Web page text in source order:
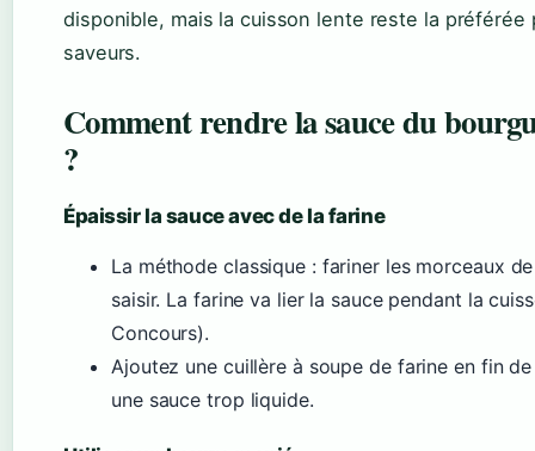
disponible, mais la cuisson lente reste la préférée
saveurs.
Comment rendre la sauce du
?
Épaissir la sauce avec de la farine
La méthode classique : fariner les morceaux
saisir. La farine va lier la sauce pendant la
Concours).
Ajoutez une cuillère à soupe de farine en fin
une sauce trop liquide.